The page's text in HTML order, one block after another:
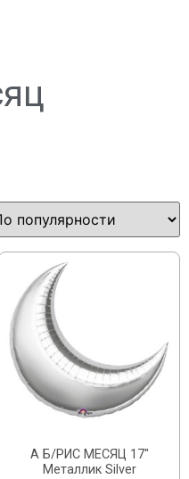
А Б/РИС МЕСЯЦ 17″
Металлик Silver